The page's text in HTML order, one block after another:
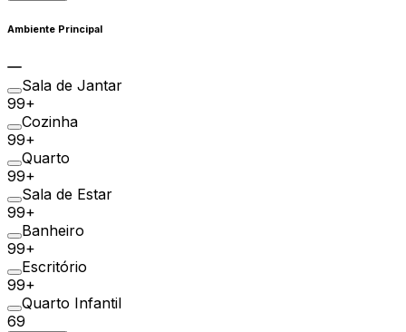
Ambiente Principal
Sala de Jantar
99+
Cozinha
99+
Quarto
99+
Sala de Estar
99+
Banheiro
99+
Escritório
99+
Quarto Infantil
69